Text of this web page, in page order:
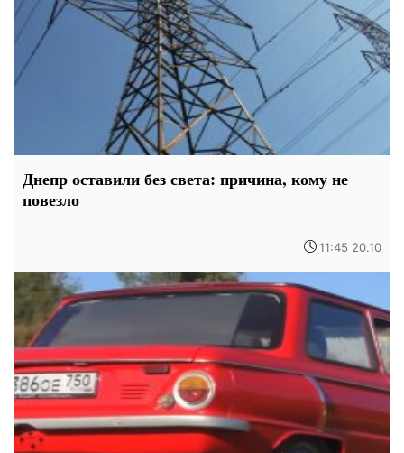
Днепр оставили без света: причина, кому не
повезло
11:45 20.10